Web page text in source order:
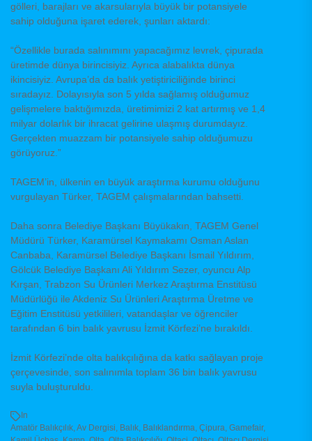
gölleri, barajları ve akarsularıyla büyük bir potansiyele
sahip olduğuna işaret ederek, şunları aktardı:
“Özellikle burada salınımını yapacağımız levrek, çipurada
üretimde dünya birincisiyiz. Ayrıca alabalıkta dünya
ikincisiyiz. Avrupa’da da balık yetiştiriciliğinde birinci
sıradayız. Dolayısıyla son 5 yılda sağlamış olduğumuz
gelişmelere baktığımızda, üretimimizi 2 kat artırmış ve 1,4
milyar dolarlık bir ihracat gelirine ulaşmış durumdayız.
Gerçekten muazzam bir potansiyele sahip olduğumuzu
görüyoruz.”
TAGEM’in, ülkenin en büyük araştırma kurumu olduğunu
vurgulayan Türker, TAGEM çalışmalarından bahsetti.
Daha sonra Belediye Başkanı Büyükakın, TAGEM Genel
Müdürü Türker, Karamürsel Kaymakamı Osman Aslan
Canbaba, Karamürsel Belediye Başkanı İsmail Yıldırım,
Gölcük Belediye Başkanı Ali Yıldırım Sezer, oyuncu Alp
Kırşan, Trabzon Su Ürünleri Merkez Araştırma Enstitüsü
Müdürlüğü ile Akdeniz Su Ürünleri Araştırma Üretme ve
Eğitim Enstitüsü yetkilileri, vatandaşlar ve öğrenciler
tarafından 6 bin balık yavrusu İzmit Körfezi’ne bırakıldı.
İzmit Körfezi’nde olta balıkçılığına da katkı sağlayan proje
çerçevesinde, son salınımla toplam 36 bin balık yavrusu
suyla buluşturuldu.
In
Amatör Balıkçılık,Av Dergisi, Balık, Balıklandırma, Çipura, Gamefair,